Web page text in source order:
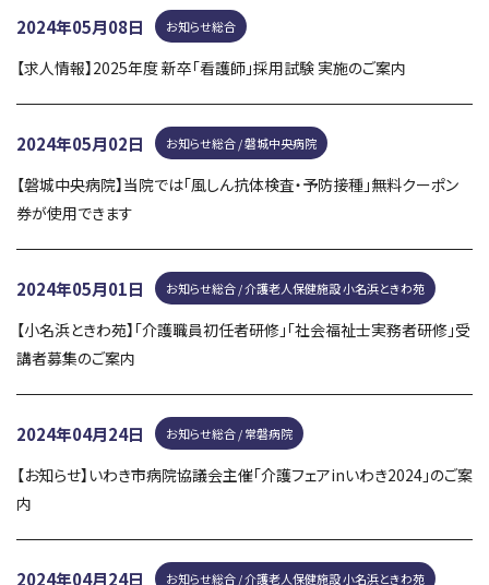
2024年05月08日 お知らせ総合
【求人情報】2025年度 新卒「看護師」採用試験 実施のご案内
2024年05月02日 お知らせ総合 / 磐城中央病院
【磐城中央病院】当院では「風しん抗体検査・予防接種」無料クーポン
券が使用できます
2024年05月01日 お知らせ総合 / 介護老人保健施設 小名浜ときわ苑
【小名浜ときわ苑】「介護職員初任者研修」「社会福祉士実務者研修」受
講者募集のご案内
2024年04月24日 お知らせ総合 / 常磐病院
【お知らせ】いわき市病院協議会主催「介護フェアinいわき2024」のご案
内
2024年04月24日 お知らせ総合 / 介護老人保健施設 小名浜ときわ苑